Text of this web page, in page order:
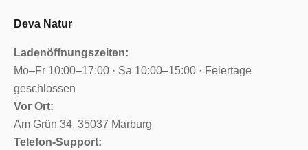
Deva Natur
Ladenöffnungszeiten:
Mo–Fr 10:00–17:00 · Sa 10:00–15:00 · Feiertage
geschlossen
Vor Ort:
Am Grün 34, 35037 Marburg
Telefon-Support: